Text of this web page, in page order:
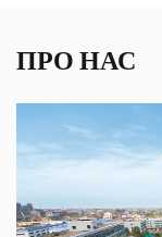
ПРО НАС